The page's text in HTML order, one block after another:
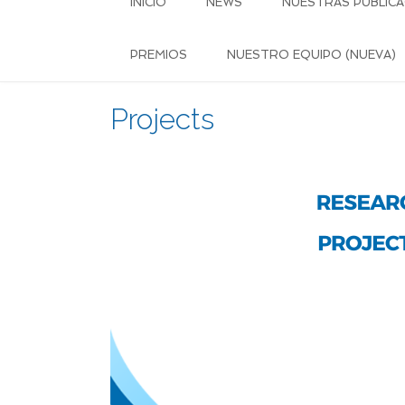
PREMIOS NUESTRO EQUIPO (NUEVA)
Projects